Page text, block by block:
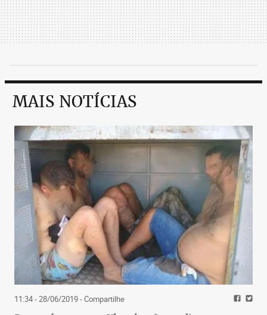
MAIS NOTÍCIAS
11:34 - 28/06/2019- Compartilhe